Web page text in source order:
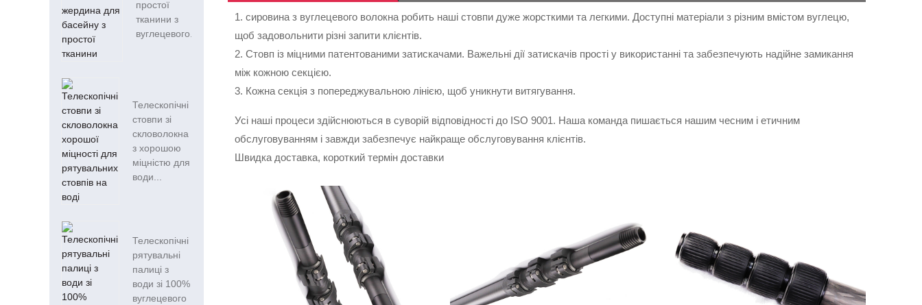
простої
тканини з
вуглецевого...
Телескопічні
стовпи зі
скловолокна
з хорошою
міцністю для
води...
Телескопічні
рятувальні
палиці з
води зі 100%
вуглецевого
1. сировина з вуглецевого волокна робить наші стовпи дуже жорсткими та легкими. Доступні матеріали з різним вмістом вуглецю,
щоб задовольнити різні запити клієнтів.
2. Стовп із міцними патентованими затискачами. Важельні дії затискачів прості у використанні та забезпечують надійне замикання
між кожною секцією.
3. Кожна секція з попереджувальною лінією, щоб уникнути витягування.
Усі наші процеси здійснюються в суворій відповідності до ISO 9001. Наша команда пишається нашим чесним і етичним
обслуговуванням і завжди забезпечує найкраще обслуговування клієнтів.
Швидка доставка, короткий термін доставки